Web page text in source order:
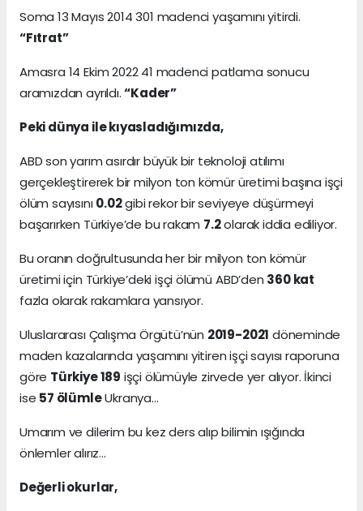
Soma 13 Mayıs 2014 301 madenci yaşamını yitirdi.
“Fıtrat”
Amasra 14 Ekim 2022 41 madenci patlama sonucu
aramızdan ayrıldı.“Kader”
Peki dünya ile kıyasladığımızda,
ABD son yarım asırdır büyük bir teknoloji atılımı
gerçekleştirerek bir milyon ton kömür üretimi başına işçi
ölüm sayısını0.02gibi rekor bir seviyeye düşürmeyi
başarırken Türkiye’de bu rakam 7.2olarak iddia ediliyor.
Bu oranın doğrultusunda her bir milyon ton kömür
üretimi için Türkiye’deki işçi ölümü ABD’den 360 kat
fazla olarak rakamlara yansıyor.
Uluslararası Çalışma Örgütü’nün 2019-2021 döneminde
maden kazalarında yaşamını yitiren işçi sayısı raporuna
göre Türkiye 189 işçi ölümüyle zirvede yer alıyor. İkinci
ise 57 ölümleUkranya…
Umarım ve dilerim bu kez ders alıp bilimin ışığında
önlemler alırız…
Değerli okurlar,